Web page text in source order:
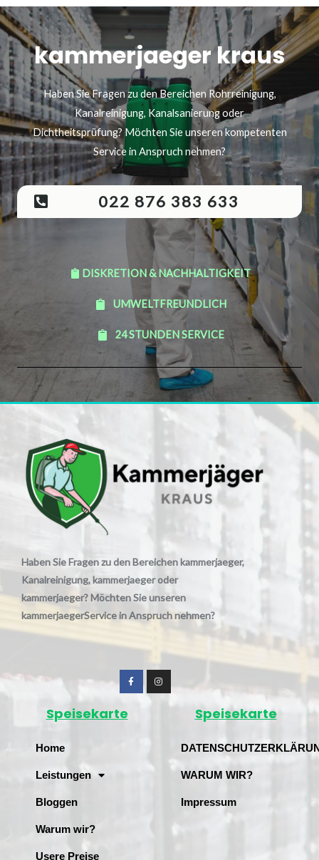
kammerjaeger kraus
Haben Sie Fragen zu den Bereichen Rohrreinigung,
Kanalreinigung, Kanalsanierung oder
Dichtheitsprüfung? Möchten Sie unseren kompetenten
Service in Anspruch nehmen?
022 876 383 633
DISKRETION & NACHHALTIGKEIT
UMWELTFREUNDLICH
24 STUNDEN SERVICE
Haben Sie Fragen zu den Bereichen kammerjaeger,
Kanalreinigung, kammerjaeger oder
kammerjaeger? Möchten Sie unseren
kammerjaegerService in Anspruch nehmen?
Speisekarte
Home
Leistungen
Bloggen
Warum wir?
Usere Preise
Speisekarte
WARUM WIR?
Impressum